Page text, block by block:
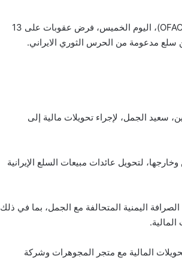
أعلن مكتب مراقبة الأصول الأجنبية، التابع لوزارة الخزانة الأمريكية (OFAC)، اليوم الخميس، فرض عقوبات على 13
سلع مدعومة من الحرس الثوري الايراني.
سعيد الجمل، لإجراء تحويلات مالية إلى
لتحويل عائدات مبيعات السلع الإيرانية
اليمنية المتحالفة مع الجمل، بما في ذلك
المالية مع متجر المجوهرات وشركة